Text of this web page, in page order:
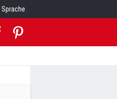
Sprache